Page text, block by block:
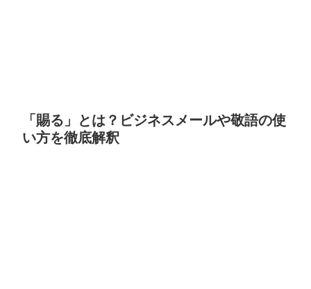
「賜る」とは？ビジネスメールや敬語の使
い方を徹底解釈